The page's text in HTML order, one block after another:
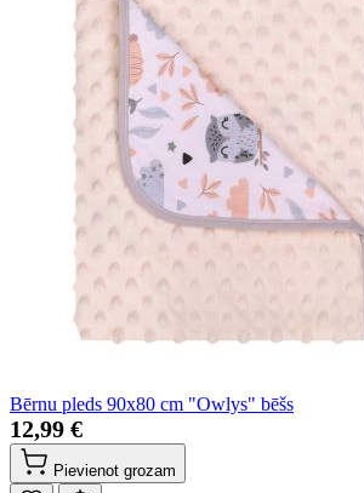
Bērnu pleds 90x80 cm "Owlys" bēšs
12,99 €
Pievienot grozam